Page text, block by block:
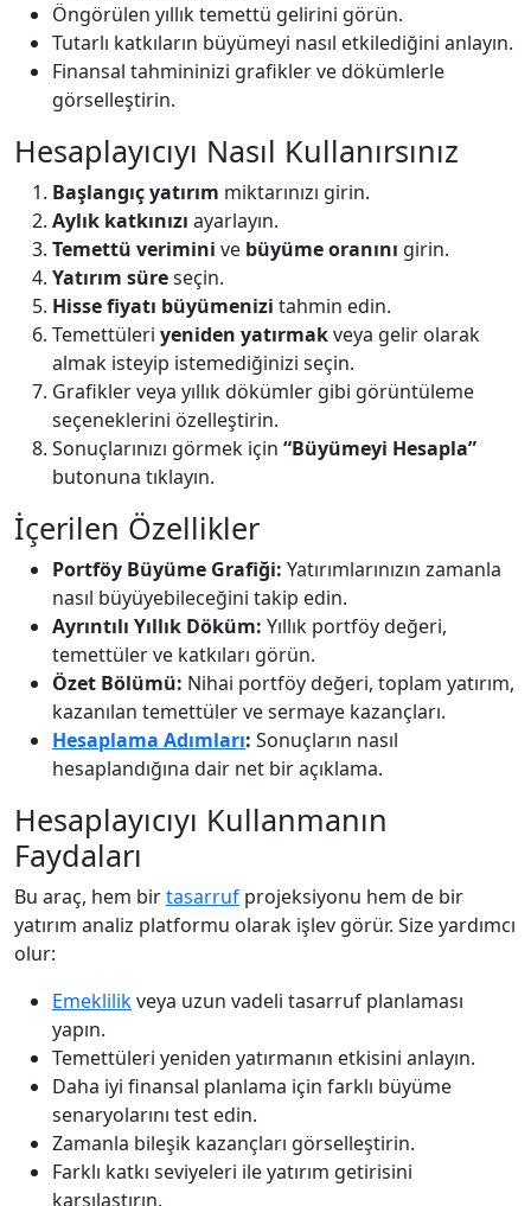
Öngörülen yıllık temettü gelirini görün.
Tutarlı katkıların büyümeyi nasıl etkilediğini anlayın.
Finansal tahmininizi grafikler ve dökümlerle
görselleştirin.
Hesaplayıcıyı Nasıl Kullanırsınız
Başlangıç yatırım miktarınızı girin.
Aylık katkınızı ayarlayın.
Temettü verimini ve büyüme oranını girin.
Yatırım süreseçin.
Hisse fiyatı büyümenizi tahmin edin.
Temettüleri yeniden yatırmakveya gelir olarak
almak isteyip istemediğinizi seçin.
Grafikler veya yıllık dökümler gibi görüntüleme
seçeneklerini özelleştirin.
Sonuçlarınızı görmek için “Büyümeyi Hesapla”
butonuna tıklayın.
İçerilen Özellikler
Portföy Büyüme Grafiği: Yatırımlarınızın zamanla
nasıl büyüyebileceğini takip edin.
Ayrıntılı Yıllık Döküm: Yıllık portföy değeri,
temettüler ve katkıları görün.
Özet Bölümü: Nihai portföy değeri, toplam yatırım,
kazanılan temettüler ve sermaye kazançları.
Hesaplama Adımları: Sonuçların nasıl
hesaplandığına dair net bir açıklama.
Hesaplayıcıyı Kullanmanın
Faydaları
Bu araç, hem birtasarruf projeksiyonu hem de bir
yatırım analiz platformu olarak işlev görür. Size yardımcı
olur:
Emeklilikveya uzun vadeli tasarruf planlaması
yapın.
Temettüleri yeniden yatırmanın etkisini anlayın.
Daha iyi finansal planlama için farklı büyüme
senaryolarını test edin.
Zamanla bileşik kazançları görselleştirin.
Farklı katkı seviyeleri ile yatırım getirisini
karşılaştırın.